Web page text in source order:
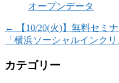
オープンデータ
←
【10/20(火)】無料セミ
「横浜ソーシャルインク
カテゴリー